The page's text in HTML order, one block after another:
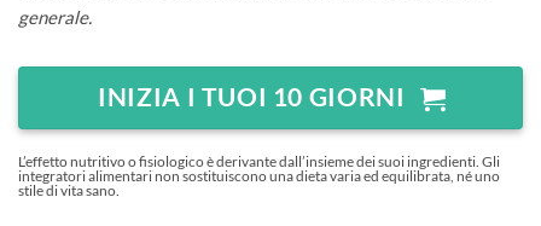
generale.
INIZIA I TUOI 10 GIORNI
L’effetto nutritivo o fisiologico è derivante dall’insieme dei suoi ingredienti. Gli
integratori alimentari non sostituiscono una dieta varia ed equilibrata, né uno
stile di vita sano.